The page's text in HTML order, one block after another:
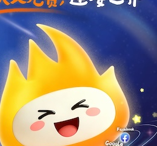
反对
反对[0]